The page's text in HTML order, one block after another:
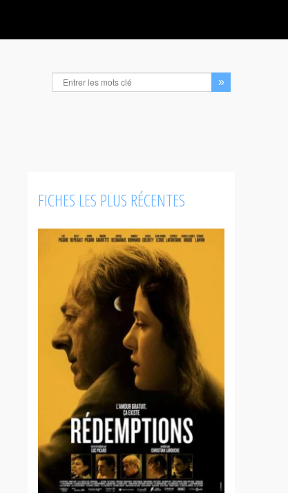
FICHES LES PLUS RÉCENTES